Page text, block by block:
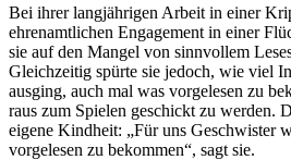
Bei ihrer langjährigen Arbeit in einer
ehrenamtlichen Engagement in einer
sie auf den Mangel von sinnvollem
Gleichzeitig spürte sie jedoch, wie viel
ausging, auch mal was vorgelesen zu
raus zum Spielen geschickt zu werden.
eigene Kindheit: „Für uns Geschwister
vorgelesen zu bekommen“, sagt sie.